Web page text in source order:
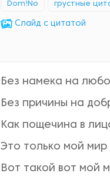
Dom!No грустные
Cлайд с цитатой
Без намека на
Без причины на
Как пощечина в
Это только мой мир
Вот такой вот мой